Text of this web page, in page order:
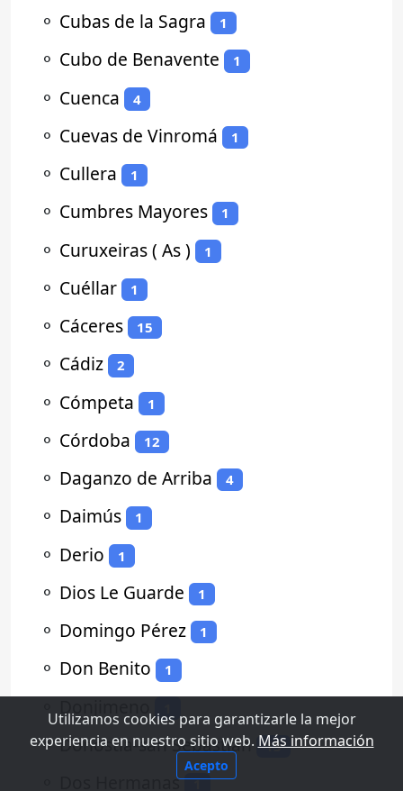
⚬ Cubas de la Sagra 1
⚬ Cubo de Benavente 1
⚬ Cuenca 4
⚬ Cuevas de Vinromá 1
⚬ Cullera 1
⚬ Cumbres Mayores 1
⚬ Curuxeiras ( As ) 1
⚬ Cuéllar 1
⚬ Cáceres 15
⚬ Cádiz 2
⚬ Cómpeta 1
⚬ Córdoba 12
⚬ Daganzo de Arriba 4
⚬ Daimús 1
⚬ Derio 1
⚬ Dios Le Guarde 1
⚬ Domingo Pérez 1
⚬ Don Benito 1
⚬Donostia-san Sebastian 13
Dos Hermanas 1
Utilizamos cookies para garantizarle la mejor
experiencia en nuestro sitio web. Más información
Acepto